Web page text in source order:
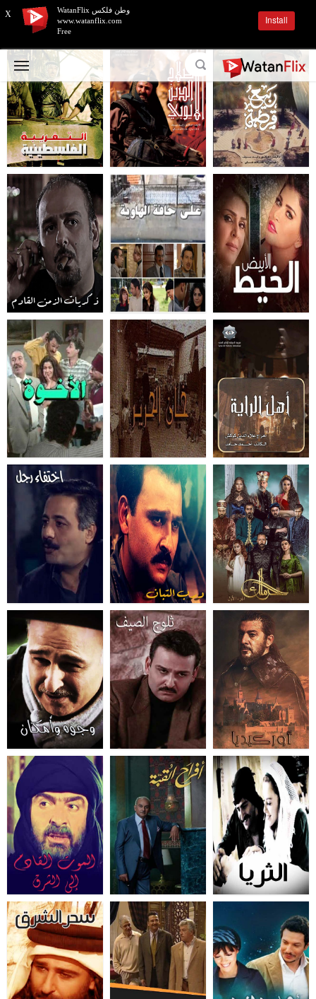
X
وطن فلكس WatanFlix
www.watanflix.com
Free
Install